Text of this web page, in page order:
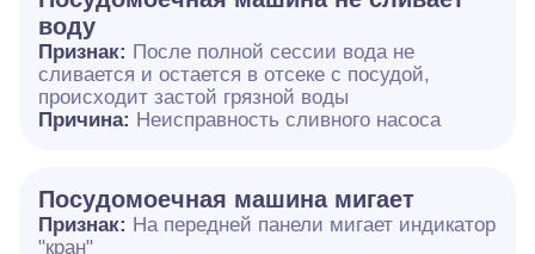
воду
Признак: После полной сессии вода не
сливается и остается в отсеке с посудой,
происходит застой грязной воды
Причина: Неисправность сливного насоса
Посудомоечная машина мигает
Признак: На передней панели мигает индикатор
"кран"